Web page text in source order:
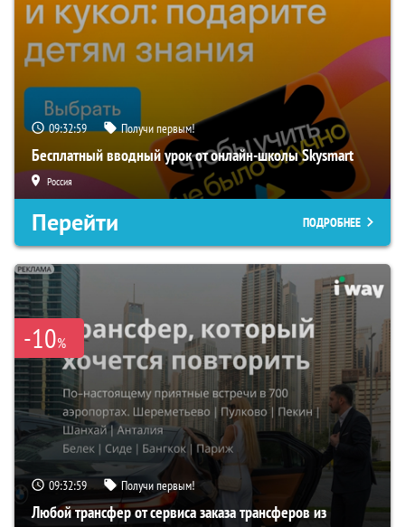
09:32:59 Получи первым!
Бесплатный вводный урок от онлайн-школы Skysmart
Россия
Перейти ПОДРОБНЕЕ
-10%
09:32:59 Получи первым!
Любой трансфер от сервиса заказа трансферов из